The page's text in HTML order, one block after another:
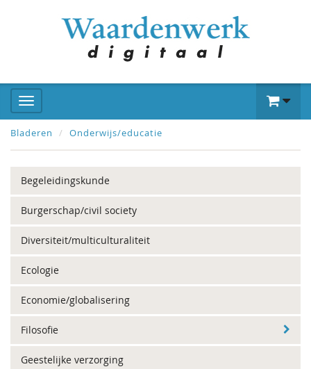
Bladeren Onderwijs/educatie
Begeleidingskunde
Burgerschap/civil society
Diversiteit/multiculturaliteit
Ecologie
Economie/globalisering
Filosofie
Geestelijke verzorging